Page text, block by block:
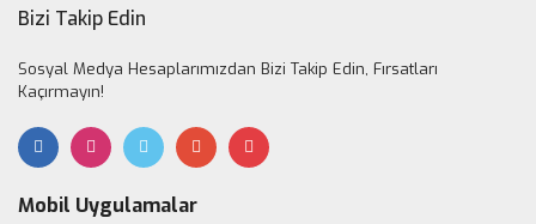
Bizi Takip Edin
Sosyal Medya Hesaplarımızdan Bizi Takip Edin, Fırsatları
Kaçırmayın!
Mobil Uygulamalar